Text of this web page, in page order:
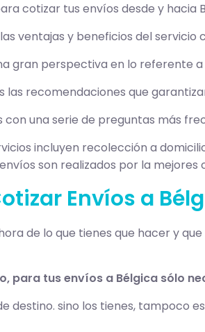
cotizar tus envíos desde y hacia
ventajas y beneficios del
gran perspectiva en lo referente
las recomendaciones que
con una serie de preguntas más
incluyen recolección a
son realizados por la
Envíos a
de lo que tienes que hacer y
para tus envíos a Bélgica sólo
destino. sino los tienes, tampoco